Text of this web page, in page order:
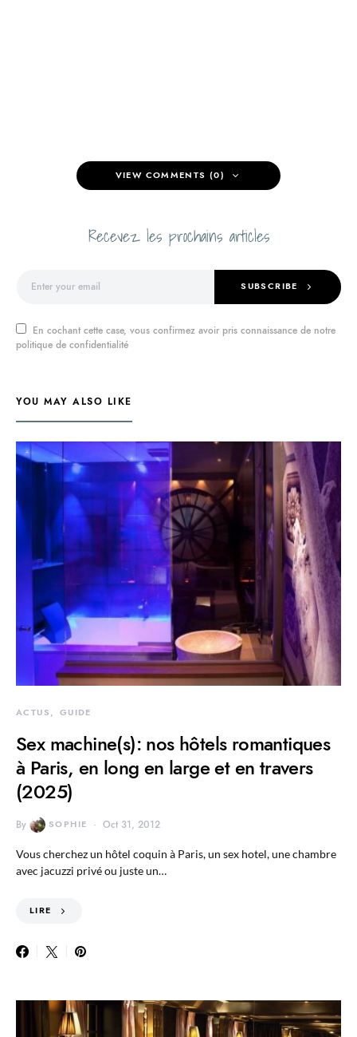
VIEW COMMENTS (0)
Recevez les prochains articles
SUBSCRIBE
En cochant cette case, vous confirmez avoir pris connaissance de notre
politique de confidentialité
YOU MAY ALSO LIKE
ACTUS GUIDE
Sex machine(s): nos hôtels romantiques
à Paris, en long en large et en travers
(2025)
By SOPHIE Oct 31, 2012
Vous cherchez un hôtel coquin à Paris, un sex hotel, une chambre
avec jacuzzi privé ou juste un…
LIRE